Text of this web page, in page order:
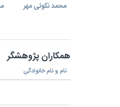
محمد نکوئی مهر
همکاران پژوهشگر
نام و نام خانوادگی